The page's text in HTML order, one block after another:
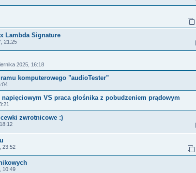
Lambda Signature
21:25
2025, 16:18
komputerowego "audioTester"
VS praca głośnika z pobudzeniem prądowym
zwrotnicowe :)
23:52
10:49